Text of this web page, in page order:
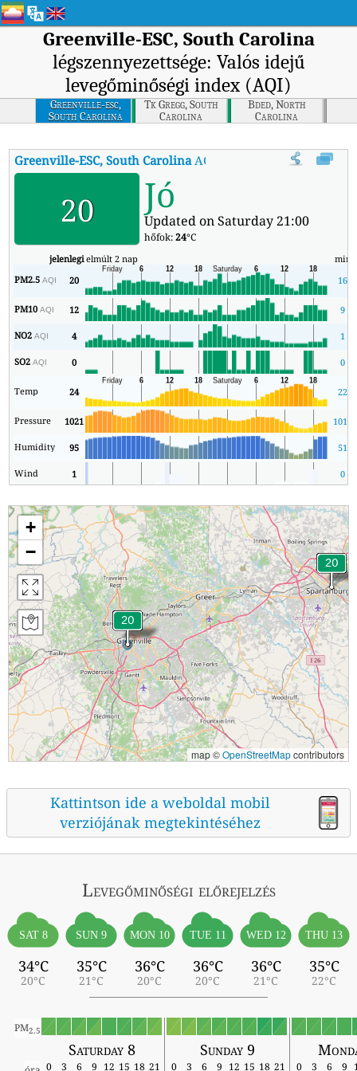
Greenville-ESC, South Carolina
légszennyezettsége: Valós idejű
levegőminőségi index (AQI)
Greenville-esc,
South Carolina
Tk Gregg, South
Carolina
Bded, North
Carolina
Greenville-ESC, South CarolinaAQI Greenville-ESC, South
20 Jó
Updated on Saturday 21:00
hőfok:24°C
jelenlegielmúlt 2 nap min
PM2.5AQI 20 16
PM10AQI 12 9
NO2AQI 4 1
SO2AQI 0 0
Temp 24 22
Pressure 1021 1018
Humidity 95 51
Wind 1 0
+
−
map ©OpenStreetMapcontributors
Kattintson ide a weboldal mobil
verziójának megtekintéséhez
Levegőminőségi előrejelzés
SAT 8
34°C
20°C
SUN 9
35°C
21°C
MON 10
36°C
20°C
TUE 11
36°C
20°C
WED 12
36°C
21°C
THU 13
35°C
22°C
PM2.5
Saturday 8 Sunday 9
0 3 6 9 12 15 18 21 0 3 6 9 12 15 18 21 0 3 6 9